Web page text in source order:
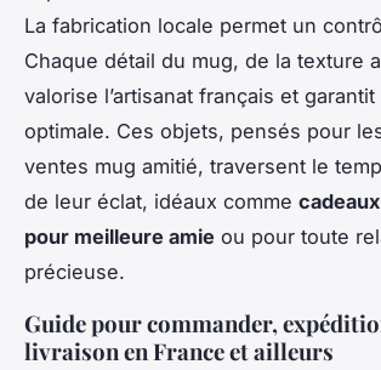
La fabrication locale permet un
Chaque détail du mug, de la texture
valorise l’artisanat français et
optimale. Ces objets, pensés pour
ventes mug amitié, traversent le
de leur éclat, idéaux comme
pour meilleure amie ou pour toute
précieuse.
Guide pour commander,
livraison en France et ailleurs